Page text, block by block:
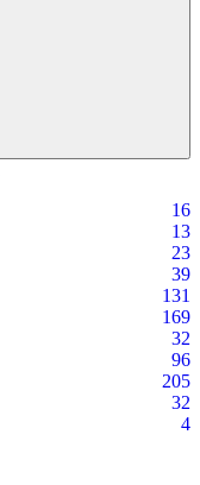
16
13
23
39
131
169
32
96
205
32
4